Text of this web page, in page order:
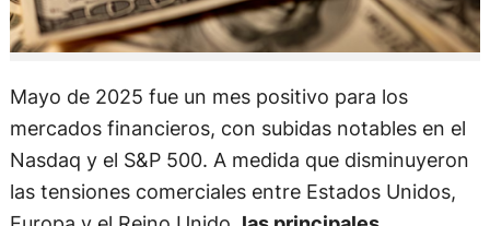
Mayo de 2025 fue un mes positivo para los
mercados financieros, con subidas notables en el
Nasdaq y el S&P 500. A medida que disminuyeron
las tensiones comerciales entre Estados Unidos,